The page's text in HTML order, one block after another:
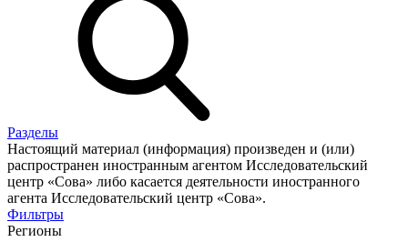
Разделы
Настоящий материал (информация) произведен и (или)
распространен иностранным агентом Исследовательский
центр «Сова» либо касается деятельности иностранного
агента Исследовательский центр «Сова».
Фильтры
Регионы